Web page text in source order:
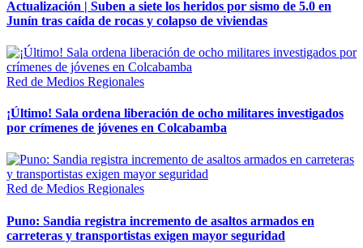
Actualización | Suben a siete los heridos por sismo de 5.0 en
Junín tras caída de rocas y colapso de viviendas
Red de Medios Regionales
¡Último! Sala ordena liberación de ocho militares investigados
por crímenes de jóvenes en Colcabamba
Red de Medios Regionales
Puno: Sandia registra incremento de asaltos armados en
carreteras y transportistas exigen mayor seguridad